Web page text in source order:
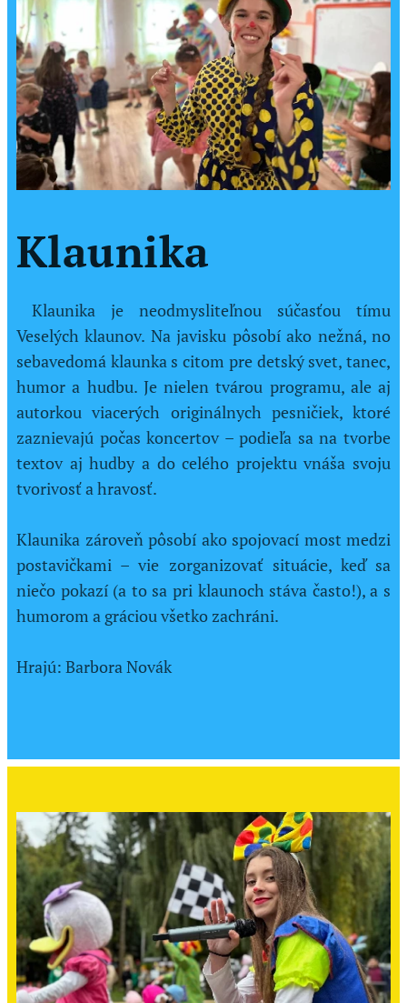
Klaunika
Klaunika je neodmysliteľnou súčasťou tímu
Veselých klaunov. Na javisku pôsobí ako nežná, no
sebavedomá klaunka s citom pre detský svet, tanec,
humor a hudbu. Je nielen tvárou programu, ale aj
autorkou viacerých originálnych pesničiek, ktoré
zaznievajú počas koncertov – podieľa sa na tvorbe
textov aj hudby a do celého projektu vnáša svoju
tvorivosť a hravosť.
Klaunika zároveň pôsobí ako spojovací most medzi
postavičkami – vie zorganizovať situácie, keď sa
niečo pokazí (a to sa pri klaunoch stáva často!), a s
humorom a gráciou všetko zachráni.
Hrajú: Barbora Novák